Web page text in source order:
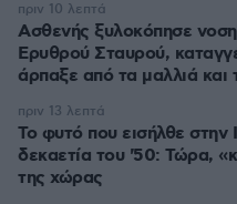
Ασθενής ξυλοκόπησε
Ερυθρού Σταυρού,
άρπαξε από τα μαλλιά και
πριν 10 λεπτά
Το φυτό που εισήλθε στην
δεκαετία του '50: Τώρα,
της χώρας
πριν 13 λεπτά